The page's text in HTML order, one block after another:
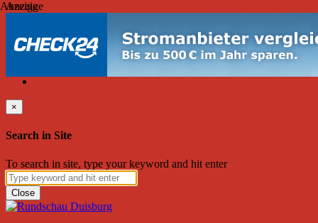
Montag, August 10, 2026
Friend on Facebook Follow on Twitter Subscribe to RSS
×
Search in Site
To search in site, type your keyword and hit enter
Close
Anzeige
Anzeige